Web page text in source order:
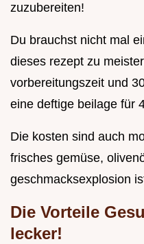
zuzubereiten!
Du brauchst nicht mal
dieses rezept zu
vorbereitungszeit und
eine deftige beilage für
Die kosten sind auch
frisches gemüse,
geschmacksexplosion
Die Vorteile
lecker!